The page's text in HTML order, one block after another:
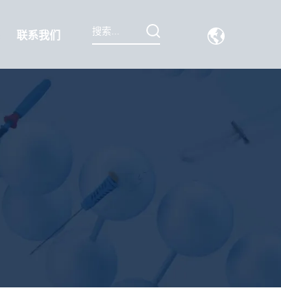
联系我们